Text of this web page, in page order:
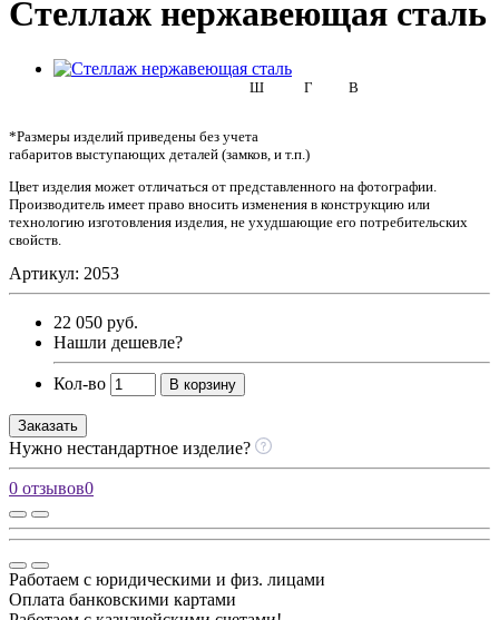
Стеллаж нержавеющая сталь
Ш В
Г
*Размеры изделий приведены без учета
габаритов выступающих деталей (замков, и т.п.)
Цвет изделия может отличаться от представленного на фотографии.
Производитель имеет право вносить изменения в конструкцию или
технологию изготовления изделия, не ухудшающие его потребительских
свойств.
Артикул: 2053
22 050 руб.
Нашли дешевле?
Кол-во В корзину
Заказать
Нужно нестандартное изделие?
0 отзывов0
Работаем с юридическими и физ. лицами
Оплата банковскими картами